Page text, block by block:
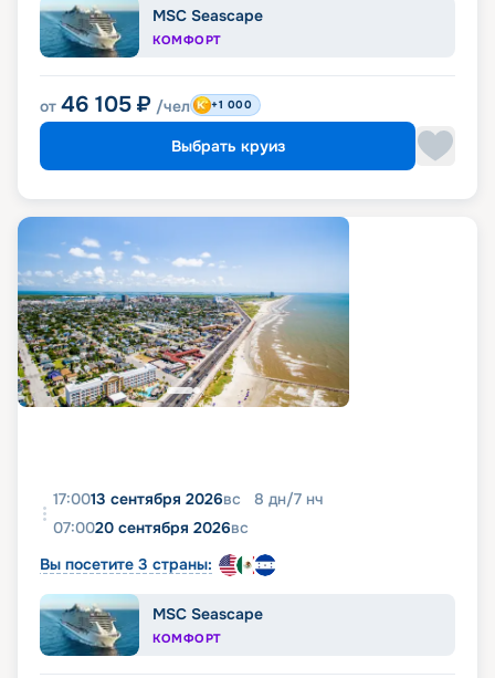
MSC Seascape
КОМФОРТ
от 46 105 ₽ /чел +1 000
Выбрать круиз
17:0013 сентября 2026вс 8 дн/7 нч
07:0020 сентября 2026вс
Вы посетите 3 страны:
MSC Seascape
КОМФОРТ